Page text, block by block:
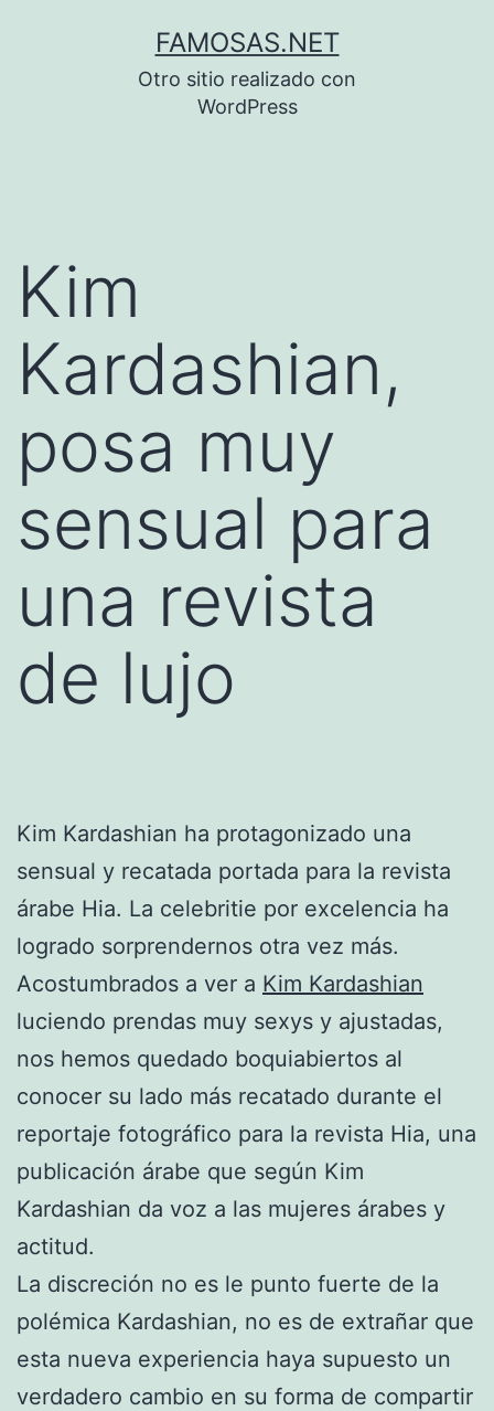
FAMOSAS.NET
Otro sitio realizado con
WordPress
Kim
Kardashian,
posa muy
sensual para
una revista
de lujo
Kim Kardashian ha protagonizado una
sensual y recatada portada para la revista
árabe Hia. La celebritie por excelencia ha
logrado sorprendernos otra vez más.
Acostumbrados a ver a Kim Kardashian
luciendo prendas muy sexys y ajustadas,
nos hemos quedado boquiabiertos al
conocer su lado más recatado durante el
reportaje fotográfico para la revista Hia, una
publicación árabe que según Kim
Kardashian da voz a las mujeres árabes y
actitud.
La discreción no es le punto fuerte de la
polémica Kardashian, no es de extrañar que
esta nueva experiencia haya supuesto un
verdadero cambio en su forma de compartir